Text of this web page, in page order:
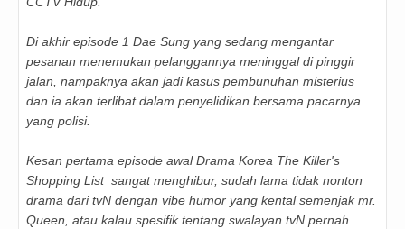
Di akhir episode 1 Dae Sung yang sedang mengantar
pesanan menemukan pelanggannya meninggal di pinggir
jalan, nampaknya akan jadi kasus pembunuhan misterius
dan ia akan terlibat dalam penyelidikan bersama pacarnya
yang polisi.
Kesan pertama episode awal Drama Korea The Killer's
Shopping List sangat menghibur, sudah lama tidak nonton
drama dari tvN dengan vibe humor yang kental semenjak mr.
Queen, atau kalau spesifik tentang swalayan tvN pernah